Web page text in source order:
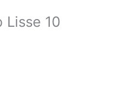
Lisse 10